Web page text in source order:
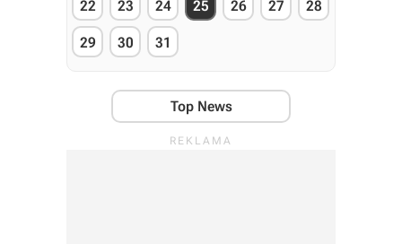
22 23 24 25 26 27 28
29 30 31
Top News